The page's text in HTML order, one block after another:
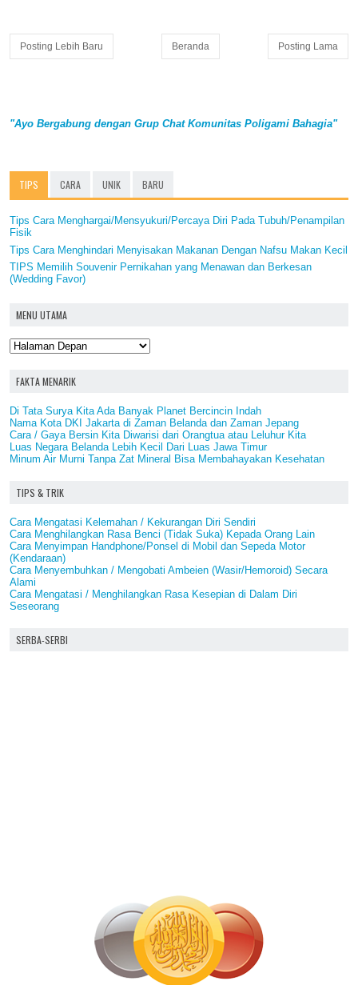
Posting Lebih Baru Posting Lama
Beranda
"Ayo Bergabung dengan Grup Chat Komunitas Poligami Bahagia"
TIPS CARA UNIK BARU
Tips Cara Menghargai/Mensyukuri/Percaya Diri Pada Tubuh/Penampilan
Fisik
Tips Cara Menghindari Menyisakan Makanan Dengan Nafsu Makan Kecil
TIPS Memilih Souvenir Pernikahan yang Menawan dan Berkesan
(Wedding Favor)
MENU UTAMA
FAKTA MENARIK
Di Tata Surya Kita Ada Banyak Planet Bercincin Indah
Nama Kota DKI Jakarta di Zaman Belanda dan Zaman Jepang
Cara / Gaya Bersin Kita Diwarisi dari Orangtua atau Leluhur Kita
Luas Negara Belanda Lebih Kecil Dari Luas Jawa Timur
Minum Air Murni Tanpa Zat Mineral Bisa Membahayakan Kesehatan
TIPS & TRIK
Cara Mengatasi Kelemahan / Kekurangan Diri Sendiri
Cara Menghilangkan Rasa Benci (Tidak Suka) Kepada Orang Lain
Cara Menyimpan Handphone/Ponsel di Mobil dan Sepeda Motor
(Kendaraan)
Cara Menyembuhkan / Mengobati Ambeien (Wasir/Hemoroid) Secara
Alami
Cara Mengatasi / Menghilangkan Rasa Kesepian di Dalam Diri
Seseorang
SERBA-SERBI